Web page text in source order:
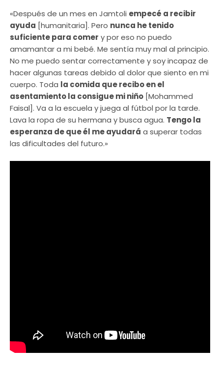
«Después de un mes en Jamtoli empecé a recibir
ayuda [humanitaria]. Pero nunca he tenido
suficiente para comer y por eso no puedo
amamantar a mi bebé. Me sentía muy mal al principio.
No me puedo sentar correctamente y soy incapaz de
hacer algunas tareas debido al dolor que siento en mi
cuerpo. Toda la comida que recibo en el
asentamiento la consigue mi niño [Mohammed
Faisal]. Va a la escuela y juega al fútbol por la tarde.
Lava la ropa de su hermana y busca agua. Tengo la
esperanza de que él me ayudará a superar todas
las dificultades del futuro.»